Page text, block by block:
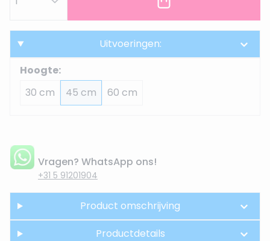
Uitvoeringen:
Hoogte:
30 cm
45 cm 60 cm
Vragen? WhatsApp ons!
+31 5 91201904
Product omschrijving
Productdetails